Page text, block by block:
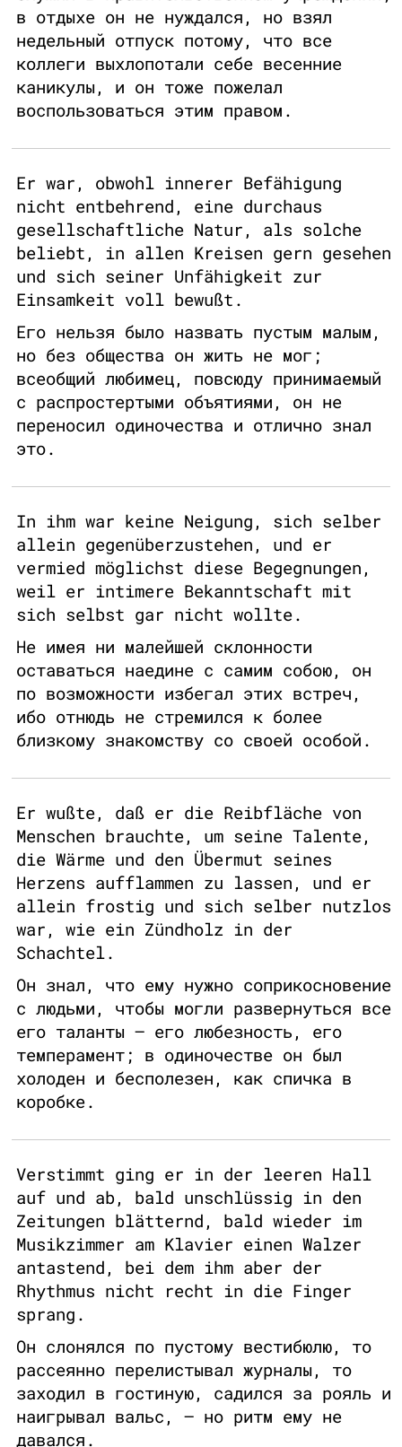
в отдыхе он не нуждался, но взял
недельный отпуск потому, что все
коллеги выхлопотали себе весенние
каникулы, и он тоже пожелал
воспользоваться этим правом.
Er war, obwohl innerer Befähigung
nicht entbehrend, eine durchaus
gesellschaftliche Natur, als solche
beliebt, in allen Kreisen gern gesehen
und sich seiner Unfähigkeit zur
Einsamkeit voll bewußt.
Его нельзя было назвать пустым малым,
но без общества он жить не мог;
всеобщий любимец, повсюду принимаемый
с распростертыми объятиями, он не
переносил одиночества и отлично знал
это.
In ihm war keine Neigung, sich selber
allein gegenüberzustehen, und er
vermied möglichst diese Begegnungen,
weil er intimere Bekanntschaft mit
sich selbst gar nicht wollte.
Не имея ни малейшей склонности
оставаться наедине с самим собою, он
по возможности избегал этих встреч,
ибо отнюдь не стремился к более
близкому знакомству со своей особой.
Er wußte, daß er die Reibfläche von
Menschen brauchte, um seine Talente,
die Wärme und den Übermut seines
Herzens aufflammen zu lassen, und er
allein frostig und sich selber nutzlos
war, wie ein Zündholz in der
Schachtel.
Он знал, что ему нужно соприкосновение
с людьми, чтобы могли развернуться все
его таланты – его любезность, его
темперамент; в одиночестве он был
холоден и бесполезен, как спичка в
коробке.
Verstimmt ging er in der leeren Hall
auf und ab, bald unschlüssig in den
Zeitungen blätternd, bald wieder im
Musikzimmer am Klavier einen Walzer
antastend, bei dem ihm aber der
Rhythmus nicht recht in die Finger
sprang.
Он слонялся по пустому вестибюлю, то
рассеянно перелистывал журналы, то
заходил в гостиную, садился за рояль и
наигрывал вальс, – но ритм ему не
давался.